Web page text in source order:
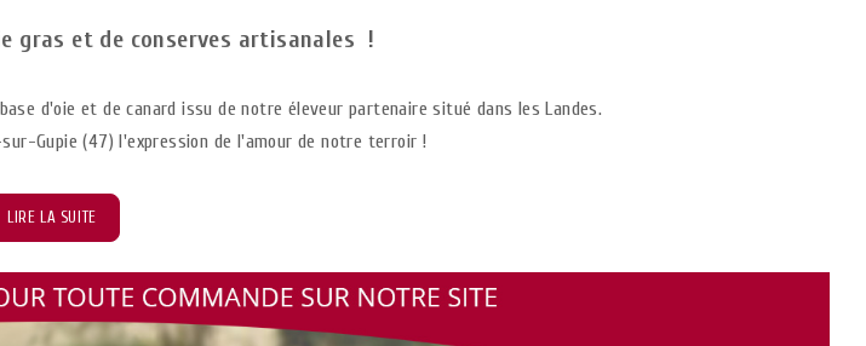
gras et de conserves artisanales !
d'oie et de canard issu de notre éleveur partenaire situé dans les Landes.
Gupie (47) l'expression de l'amour de notre terroir !
LIRE LA SUITE